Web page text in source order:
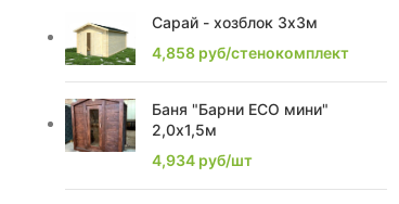
2,2
2,63
2,74
2,1 1
Сарай - хозблок 3х3м
4,858 руб/стенокомплект
Баня "Барни ECO мини"
2,0х1,5м
4,934 руб/шт